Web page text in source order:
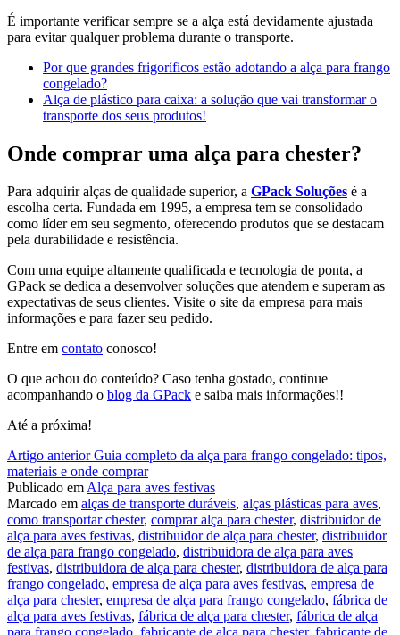
É importante verificar sempre se a alça está devidamente ajustada
para evitar qualquer problema durante o transporte.
Por que grandes frigoríficos estão adotando a alça para frango
congelado?
Alça de plástico para caixa: a solução que vai transformar o
transporte dos seus produtos!
Onde comprar uma alça para chester?
Para adquirir alças de qualidade superior, a GPack Soluções é a
escolha certa. Fundada em 1995, a empresa tem se consolidado
como líder em seu segmento, oferecendo produtos que se destacam
pela durabilidade e resistência.
Com uma equipe altamente qualificada e tecnologia de ponta, a
GPack se dedica a desenvolver soluções que atendem e superam as
expectativas de seus clientes. Visite o site da empresa para mais
informações e para fazer seu pedido.
Entre em contato conosco!
O que achou do conteúdo? Caso tenha gostado, continue
acompanhando o blog da GPack e saiba mais informações!!
Até a próxima!
Continue
lendo
Artigo anteriorGuia completo da alça para frango congelado: tipos,
materiais e onde comprar
Publicado em Alça para aves festivas
Marcado em alças de transporte duráveis, alças plásticas para aves,
como transportar chester, comprar alça para chester, distribuidor de
alça para aves festivas, distribuidor de alça para chester, distribuidor
de alça para frango congelado, distribuidora de alça para aves
festivas, distribuidora de alça para chester, distribuidora de alça para
frango congelado, empresa de alça para aves festivas, empresa de
alça para chester, empresa de alça para frango congelado, fábrica de
alça para aves festivas, fábrica de alça para chester, fábrica de alça
para frango congelado fabricante de alça para chester, fabricante de